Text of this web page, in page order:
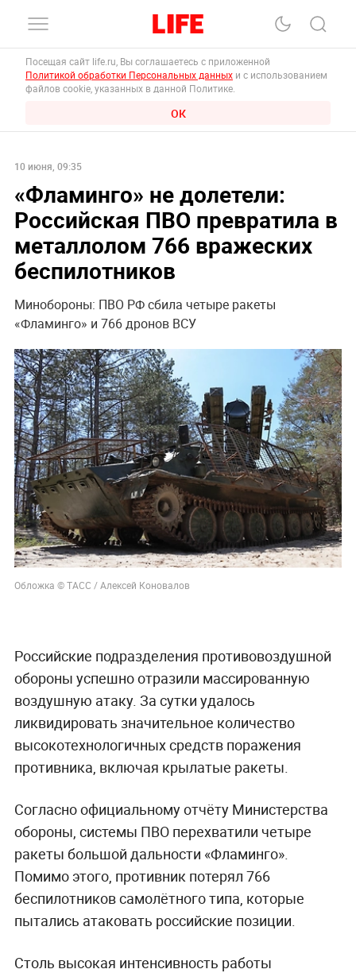
Посещая сайт life.ru, Вы соглашаетесь с приложенной
Политикой обработки Персональных данных и с использованием
файлов cookie, указанных в данной Политике.
ОК
10 июня, 09:35
«Фламинго» не долетели:
Российская ПВО превратила в
металлолом 766 вражеских
беспилотников
Минобороны: ПВО РФ сбила четыре ракеты
«Фламинго» и 766 дронов ВСУ
Обложка © ТАСС / Алексей Коновалов
Российские подразделения противовоздушной
обороны успешно отразили массированную
воздушную атаку. За сутки удалось
ликвидировать значительное количество
высокотехнологичных средств поражения
противника, включая крылатые ракеты.
Согласно официальному отчёту Министерства
обороны, системы ПВО перехватили четыре
ракеты большой дальности «Фламинго».
Помимо этого, противник потерял 766
беспилотников самолётного типа, которые
пытались атаковать российские позиции.
Столь высокая интенсивность работы